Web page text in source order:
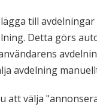
till
Detta görs
avdelning
att välja